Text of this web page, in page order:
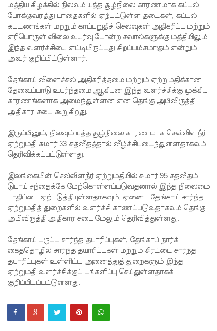
பலத்த
பாதுகாப்பு!
லலித் -
குகன்
காணாமற்
போன
வழக்கு
கோட்டாப
ய
செப்டம்பர்
29ஆம்
தேதி
ளி மூலம்
சாட்சியம
ளிக்க
உத்தரவு!
மத்திய கிழக்கில் நிலவும் யுத்த சூழ்நிலை காரணமாக கப்பல்
போக்குவரத்து பாதைகளில் ஏற்பட்டுள்ள தடைகள், கப்பல்
கட்டணங்கள் மற்றும் காப்புறுதிச் செலவுகள் அதிகரிப்பு மற்றும்
எரிபொருள் விலை உயர்வு போன்ற சவால்களுக்கு மத்தியிலும்
இந்த வளர்ச்சியை எட்டியிருப்பது சிறப்பம்சமாகும் என்றும்
அவர் குறிப்பிட்டுள்ளார்.
தேங்காய் விளைச்சல் அதிகரித்தமை மற்றும் ஏற்றுமதிக்கான
தேவைப்பாடு உயர்ந்தமை ஆகியன இந்த வளர்ச்சிக்கு முக்கிய
காரணங்களாக அமைந்துள்ளன என தெங்கு அபிவிருத்தி
அதிகார சபை கூறுகிறது.
இருப்பினும், நிலவும் யுத்த சூழ்நிலை காரணமாக செவ்விளநீர்
ஏற்றுமதி சுமார் 33 சதவீதத்தால் வீழ்ச்சியடைந்துள்ளதாகவும்
தெரிவிக்கப்பட்டுள்ளது.
இலங்கையின் செவ்விளநீர் ஏற்றுமதியில் சுமார் 95 சதவீதம்
டுபாய் சந்தைக்கே மேற்கொள்ளப்படுவதனால் இந்த நிலைமை
பாதிப்பை ஏற்படுத்தியுள்ளதாகவும், ஏனைய தேங்காய் சார்ந்த
ஏற்றுமதித் துறைகளில் வளர்ச்சி காணப்படுவதாகவும் தெங்கு
அபிவிருத்தி அதிகார சபை மேலும் தெரிவித்துள்ளது.
தேங்காய் பருப்பு சார்ந்த தயாரிப்புகள், தேங்காய் நார்க்
கைத்தொழில் சார்ந்த தயாரிப்புகள் மற்றும் சிரட்டை சார்ந்த
தயாரிப்புகள் உள்ளிட்ட அனைத்துத் துறைகளும் இந்த
ஏற்றுமதி வளர்ச்சிக்குப் பங்களிப்பு செய்துள்ளதாகக்
குறிப்பிடப்பட்டுள்ளது.